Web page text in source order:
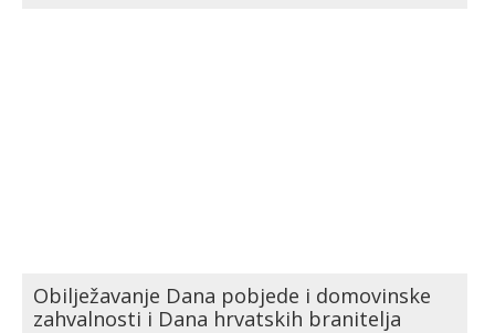
Obilježavanje Dana pobjede i domovinske
zahvalnosti i Dana hrvatskih branitelja